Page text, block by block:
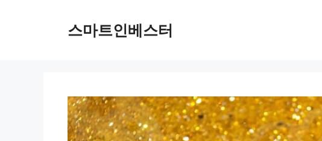
스마트인베스터